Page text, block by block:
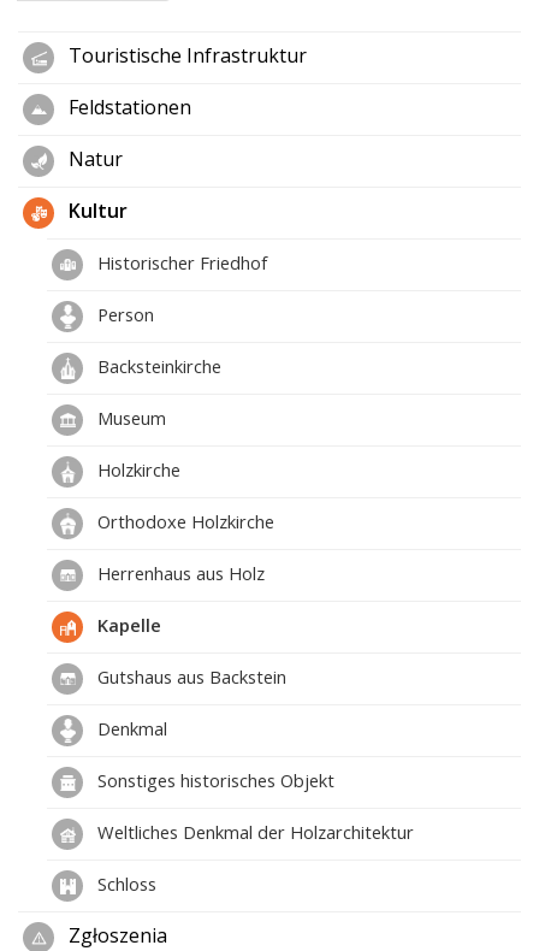
Touristische Infrastruktur
Feldstationen
Natur
Kultur
Historischer Friedhof
Person
Backsteinkirche
Museum
Holzkirche
Orthodoxe Holzkirche
Herrenhaus aus Holz
Kapelle
Gutshaus aus Backstein
Denkmal
Sonstiges historisches Objekt
Weltliches Denkmal der Holzarchitektur
Schloss
Zgłoszenia